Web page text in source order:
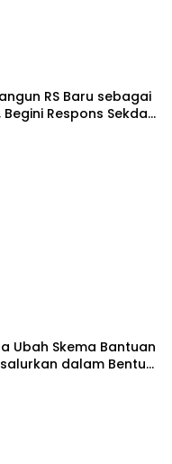
RS Baru sebagai
Respons Sekda
Ubah Skema Bantuan
dalam Bentuk
Juta